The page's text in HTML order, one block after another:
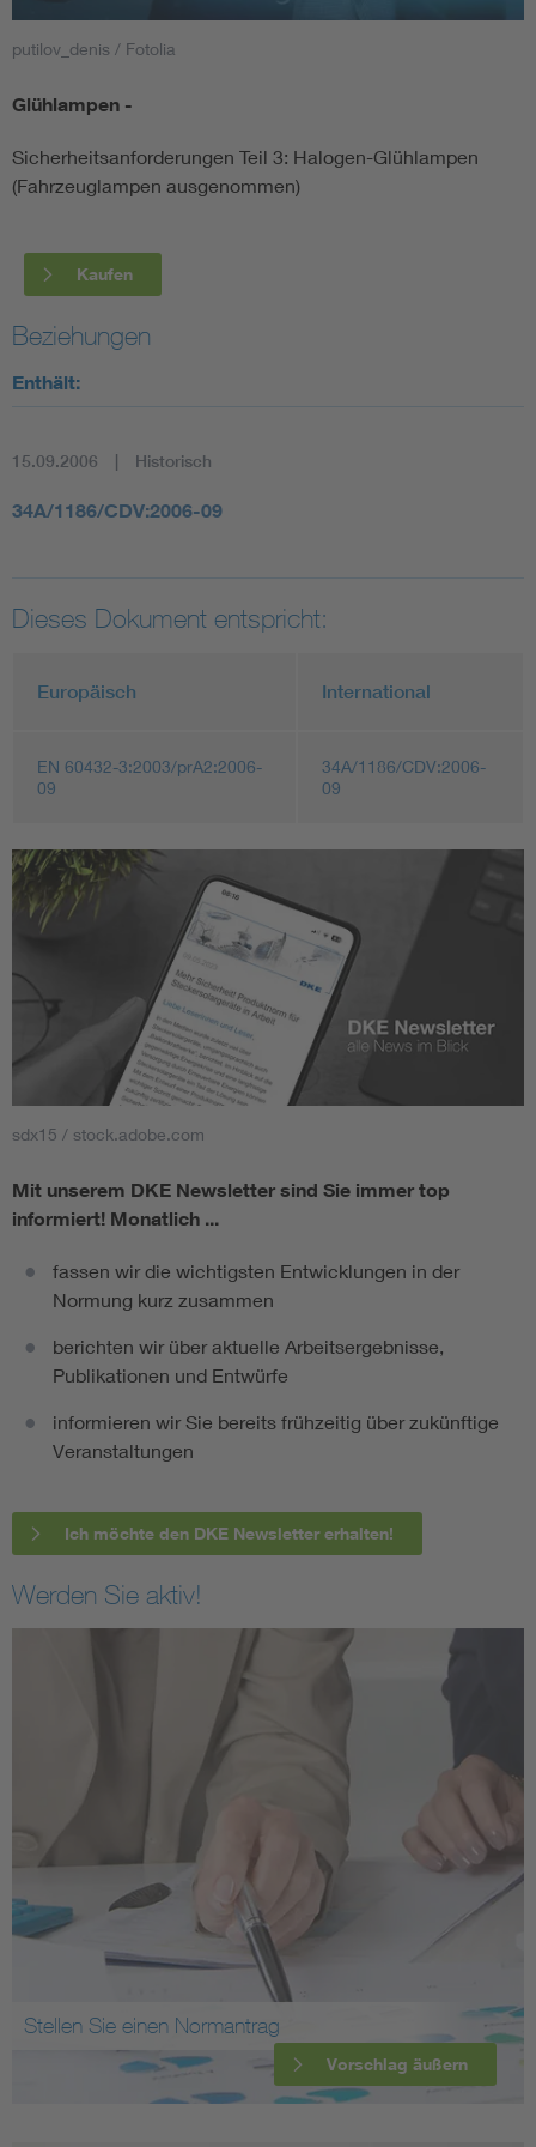
Smart Cities
DKE Fachinformationen im Kontext der Normung
Blitzschutz: DIN EN 62305 in der Übersicht
DIN VDE 0100 für sichere Elektroinstallationen
Elektrofachkraft (EFK)
putilov_denis / Fotolia
Glühlampen -
Sicherheitsanforderungen Teil 3: Halogen-Glühlampen
(Fahrzeuglampen ausgenommen)
Kaufen
Beziehungen
Enthält:
15.09.2006 Historisch
34A/1186/CDV:2006-09
Dieses Dokument entspricht:
Europäisch International
EN 60432-3:2003/prA2:2006-
09
34A/1186/CDV:2006-
09
sdx15 / stock.adobe.com
Mit unserem DKE Newsletter sind Sie immer top
informiert! Monatlich ...
fassen wir die wichtigsten Entwicklungen in der
Normung kurz zusammen
berichten wir über aktuelle Arbeitsergebnisse,
Publikationen und Entwürfe
informieren wir Sie bereits frühzeitig über zukünftige
Veranstaltungen
Ich möchte den DKE Newsletter erhalten!
Werden Sie aktiv!
Stellen Sie einen Normantrag
Vorschlag äußern